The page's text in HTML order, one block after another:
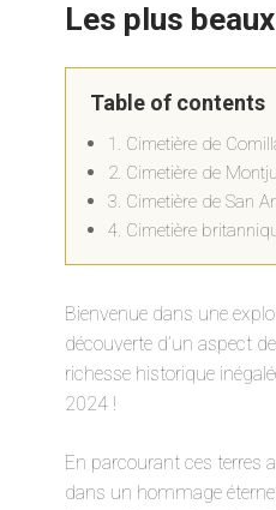
Les plus
Table of contents
1. Cimetière de
2. Cimetière de
3. Cimetière de San
4. Cimetière
Bienvenue dans une
découverte d’un aspect
richesse historique
2024 !
En parcourant ces terres
dans un hommage